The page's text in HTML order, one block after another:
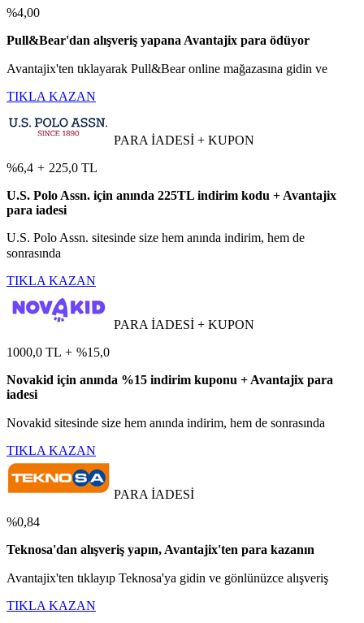
%4,00
Pull&Bear'dan alışveriş yapana Avantajix para ödüyor
Avantajix'ten tıklayarak Pull&Bear online mağazasına gidin ve
TIKLA KAZAN
PARA İADESİ + KUPON
%6,4 + 225,0 TL
U.S. Polo Assn. için anında 225TL indirim kodu + Avantajix
para iadesi
U.S. Polo Assn. sitesinde size hem anında indirim, hem de
sonrasında
TIKLA KAZAN
PARA İADESİ + KUPON
1000,0 TL + %15,0
Novakid için anında %15 indirim kuponu + Avantajix para
iadesi
Novakid sitesinde size hem anında indirim, hem de sonrasında
TIKLA KAZAN
PARA İADESİ
%0,84
Teknosa'dan alışveriş yapın, Avantajix'ten para kazanın
Avantajix'ten tıklayıp Teknosa'ya gidin ve gönlünüzce alışveriş
TIKLA KAZAN